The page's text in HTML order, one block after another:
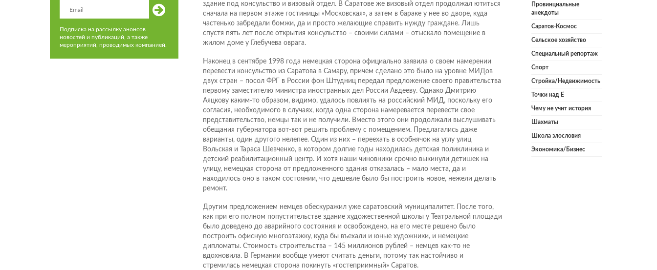
Подписка на рассылку анонсов
новостей и публикаций, а также
мероприятий, проводимых компанией.
здание под консульство и визовый отдел. В Саратове же визовый отдел продолжал ютиться
сначала на первом этаже гостиницы «Московская», а затем в бараке у нее во дворе, куда
частенько забредали бомжи, да и просто желающие справить нужду граждане. Лишь
спустя пять лет после открытия консульство – своими силами – отыскало помещение в
жилом доме у Глебучева оврага.
Наконец в сентябре 1998 года немецкая сторона официально заявила о своем намерении
перевести консульство из Саратова в Самару, причем сделано это было на уровне МИДов
двух стран – посол ФРГ в России фон Штудниц передал предложение своего правительства
первому заместителю министра иностранных дел России Авдееву. Однако Дмитрию
Аяцкову каким-то образом, видимо, удалось повлиять на российский МИД, поскольку его
согласия, необходимого в случаях, когда одна сторона намеревается перевести свое
представительство, немцы так и не получили. Вместо этого они продолжали выслушивать
обещания губернатора вот-вот решить проблему с помещением. Предлагались даже
варианты, один другого нелепее. Один из них – переехать в особнячок на углу улиц
Вольская и Тараса Шевченко, в котором долгие годы находилась детская поликлиника и
детский реабилитационный центр. И хотя наши чиновники срочно выкинули детишек на
улицу, немецкая сторона от предложенного здания отказалась – мало места, да и
находилось оно в таком состоянии, что дешевле было бы построить новое, нежели делать
ремонт.
Другим предложением немцев обескуражил уже саратовский муниципалитет. После того,
как при его полном попустительстве здание художественной школы у Театральной площади
было доведено до аварийного состояния и освобождено, на его месте решено было
построить офисную многоэтажку, куда бы въехали и юные художники, и немецкие
дипломаты. Стоимость строительства – 145 миллионов рублей – немцев как-то не
вдохновила. В Германии вообще умеют считать деньги, потому так настойчиво и
стремилась немецкая сторона покинуть «гостеприимный» Саратов.
Провинциальные
анекдоты
Саратов-Космос
Сельское хозяйство
Специальный репортаж
Спорт
Стройка/Недвижимость
Точки над Ё
Чему не учит история
Шахматы
Школа злословия
Экономика/Бизнес